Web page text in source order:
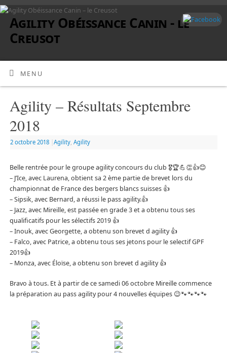
Agility Obéissance Canin - le
Creusot
MENU
Agility – Résultats Septembre
2018
2 octobre 2018 Agility, Agility
Belle rentrée pour le groupe agility concours du club 🎖🏆💪👏👍😊
– J’Ice, avec Laurena, obtient sa 2 ème partie de brevet lors du
championnat de France des bergers blancs suisses 👍
– Sipsik, avec Bernard, a réussi le pass agility.👍
– Jazz, avec Mireille, est passée en grade 3 et a obtenu tous ses
qualificatifs pour les sélectifs 2019 👍
– Inouk, avec Georgette, a obtenu son brevet d agility👍
– Falco, avec Patrice, a obtenu tous ses jetons pour le selectif GPF
2019👍
– Monza, avec Éloïse, a obtenu son brevet d agility👍
Bravo à tous. Et à partir de ce samedi 06 octobre Mireille commence
la préparation au pass agility pour 4 nouvelles équipes 😉🐾🐾🐾🐾